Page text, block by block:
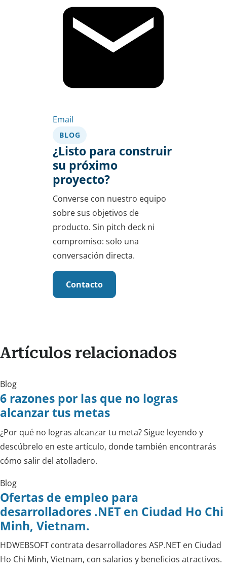
Email
BLOG
¿Listo para construir
su próximo
proyecto?
Converse con nuestro equipo
sobre sus objetivos de
producto. Sin pitch deck ni
compromiso: solo una
conversación directa.
Contacto
Artículos relacionados
Blog
6 razones por las que no logras
alcanzar tus metas
¿Por qué no logras alcanzar tu meta? Sigue leyendo y
descúbrelo en este artículo, donde también encontrarás
cómo salir del atolladero.
Blog
Ofertas de empleo para
desarrolladores .NET en Ciudad Ho Chi
Minh, Vietnam.
HDWEBSOFT contrata desarrolladores ASP.NET en Ciudad
Ho Chi Minh, Vietnam, con salarios y beneficios atractivos.